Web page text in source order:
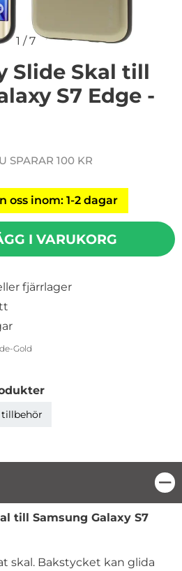
1 /7
Slide Skal till
S7 Edge -
pris
SPARAR 100 KR
oss inom: 1-2 dagar
I VARUKORG
fjärrlager
Gold
tillbehör
till Samsung Galaxy S7
skal. Bakstycket kan glida